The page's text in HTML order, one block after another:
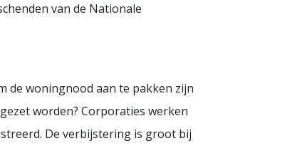
van de Nationale
de woningnood aan te pakken zijn
worden? Corporaties werken
De verbijstering is groot bij